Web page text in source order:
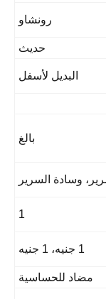
رونشاو
حديث
البديل لأسفل
وسادة السرير
للحساسية